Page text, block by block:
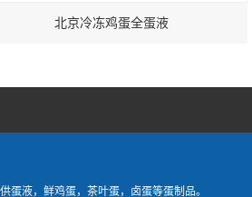
北京冷冻鸡蛋全蛋液
液，鲜鸡蛋，茶叶蛋，卤蛋等蛋制品。